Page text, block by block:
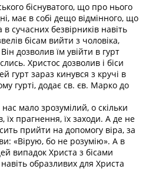
біснуватого, що про нього
має в собі дещо відмінного, що
в сучасних безвірників навіть
бісам вийти з чоловіка,
дозволив їм увійти в гурт
Христос дозволив і біси
гурт зараз кинувся з кручі в
гурті, додає св. єв. Марко до
мало зрозумілий, о скільки
їх прагнення, їх заходи. А де не
прийти на допомогу віра, за
«Вірую, бо не розумію». А в
випадок Христа з бісами
образливих для Христа